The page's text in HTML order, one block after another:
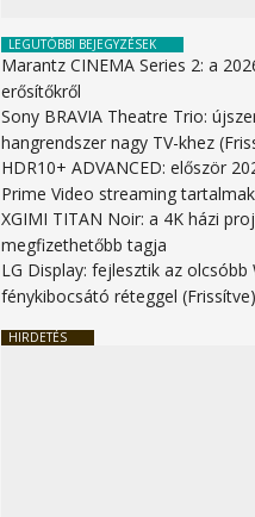
LEGUTÓBBI BEJEGYZÉSEK
Marantz CINEMA Series 2: a
erősítőkről
Sony BRAVIA Theatre Trio:
hangrendszer nagy TV-khez
HDR10+ ADVANCED: először
Prime Video streaming
XGIMI TITAN Noir: a 4K házi
megfizethetőbb tagja
LG Display: fejlesztik az olcsóbb
fénykibocsátó réteggel (Frissítve)
HIRDETÉS